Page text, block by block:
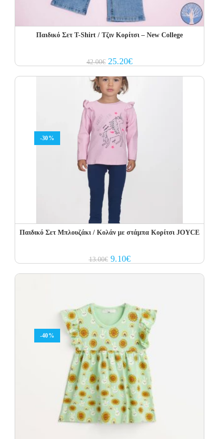
Παιδικό Σετ Τ-Shirt / Τζιν Κορίτσι – New College
42.00€ Original
price
42.00€.
25.20€Current
price
-30%
Παιδικό Σετ Μπλουζάκι / Κολάν με στάμπα Κορίτσι JOYCE
13.00€ Original
price
9.10€Current
price
-40%